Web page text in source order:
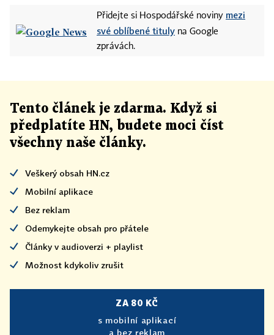
Přidejte si Hospodářské noviny mezi
své oblíbené tituly na Google
zprávách.
Tento článek je zdarma. Když si
předplatíte HN, budete moci číst
všechny naše články.
Veškerý obsah HN.cz
Mobilní aplikace
Bez reklam
Odemykejte obsah pro přátele
Články v audioverzi + playlist
Možnost kdykoliv zrušit
ZA 80 KČ
s mobilní aplikací
a bez reklam